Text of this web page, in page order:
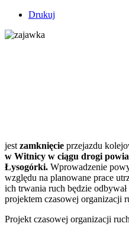
Drukuj
jest zamknięcie przejazdu
w Witnicy w ciągu drogi
Łysogórki. Wprowadzenie
względu na planowane prace
ich trwania ruch będzie
projektem czasowej organizacji
Projekt czasowej organizacji